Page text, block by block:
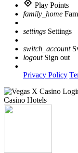
Play Points
family_home
settings Settings
switch_account
logout Sign out
Privacy Policy